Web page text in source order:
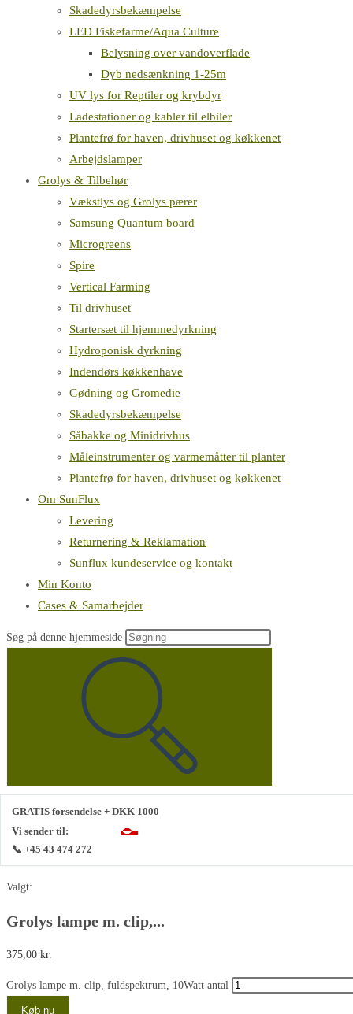
Skadedyrsbekæmpelse
LED Fiskefarme/Aqua Culture
Belysning over vandoverflade
Dyb nedsænkning 1-25m
UV lys for Reptiler og krybdyr
Ladestationer og kabler til elbiler
Plantefrø for haven, drivhuset og køkkenet
Arbejdslamper
Grolys & Tilbehør
Vækstlys og Grolys pærer
Samsung Quantum board
Microgreens
Spire
Vertical Farming
Til drivhuset
Startersæt til hjemmedyrkning
Hydroponisk dyrkning
Indendørs køkkenhave
Gødning og Gromedie
Skadedyrsbekæmpelse
Såbakke og Minidrivhus
Måleinstrumenter og varmemåtter til planter
Plantefrø for haven, drivhuset og køkkenet
Om SunFlux
Levering
Returnering & Reklamation
Sunflux kundeservice og kontakt
Min Konto
Cases & Samarbejder
Søg på denne hjemmeside
GRATIS forsendelse + DKK 1000
Vi sender til:
📞 +45 43 474 272
Valgt:
Grolys lampe m. clip,...
375,00 kr.
Grolys lampe m. clip, fuldspektrum, 10Watt antal
Køb nu